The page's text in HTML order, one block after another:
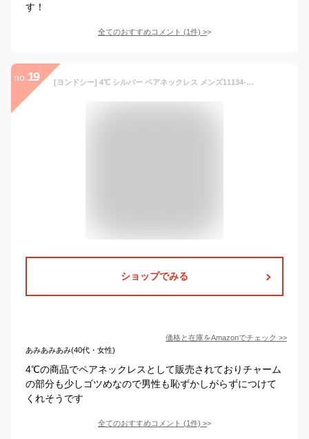
す！
全てのおすすめコメント (1件) >
no. 19 [ヨンドシー] 4℃ シルバー ペアネックレス メンズ11134-442-0051-00-00
ショップでみる
価格と在庫をAmazonでチェック >>
あみあみあみ(40代・女性)
4℃の商品でペアネックレスとして販売されておりチャーム
の部分も少しゴツめなので男性も恥ずかしがらずにつけて
くれそうです
全てのおすすめコメント (1件) >